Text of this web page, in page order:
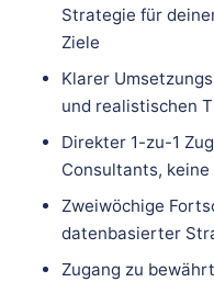
Strategie für
Ziele
Klarer
und realistischen
Direkter 1-zu-1
Consultants,
Zweiwöchige
datenbasierter
Zugang zu